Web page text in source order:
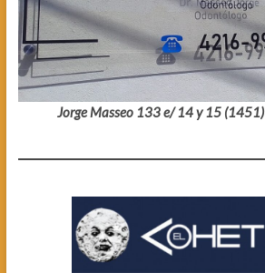
Jorge Masseo 133 e/ 14 y 15 (1451)